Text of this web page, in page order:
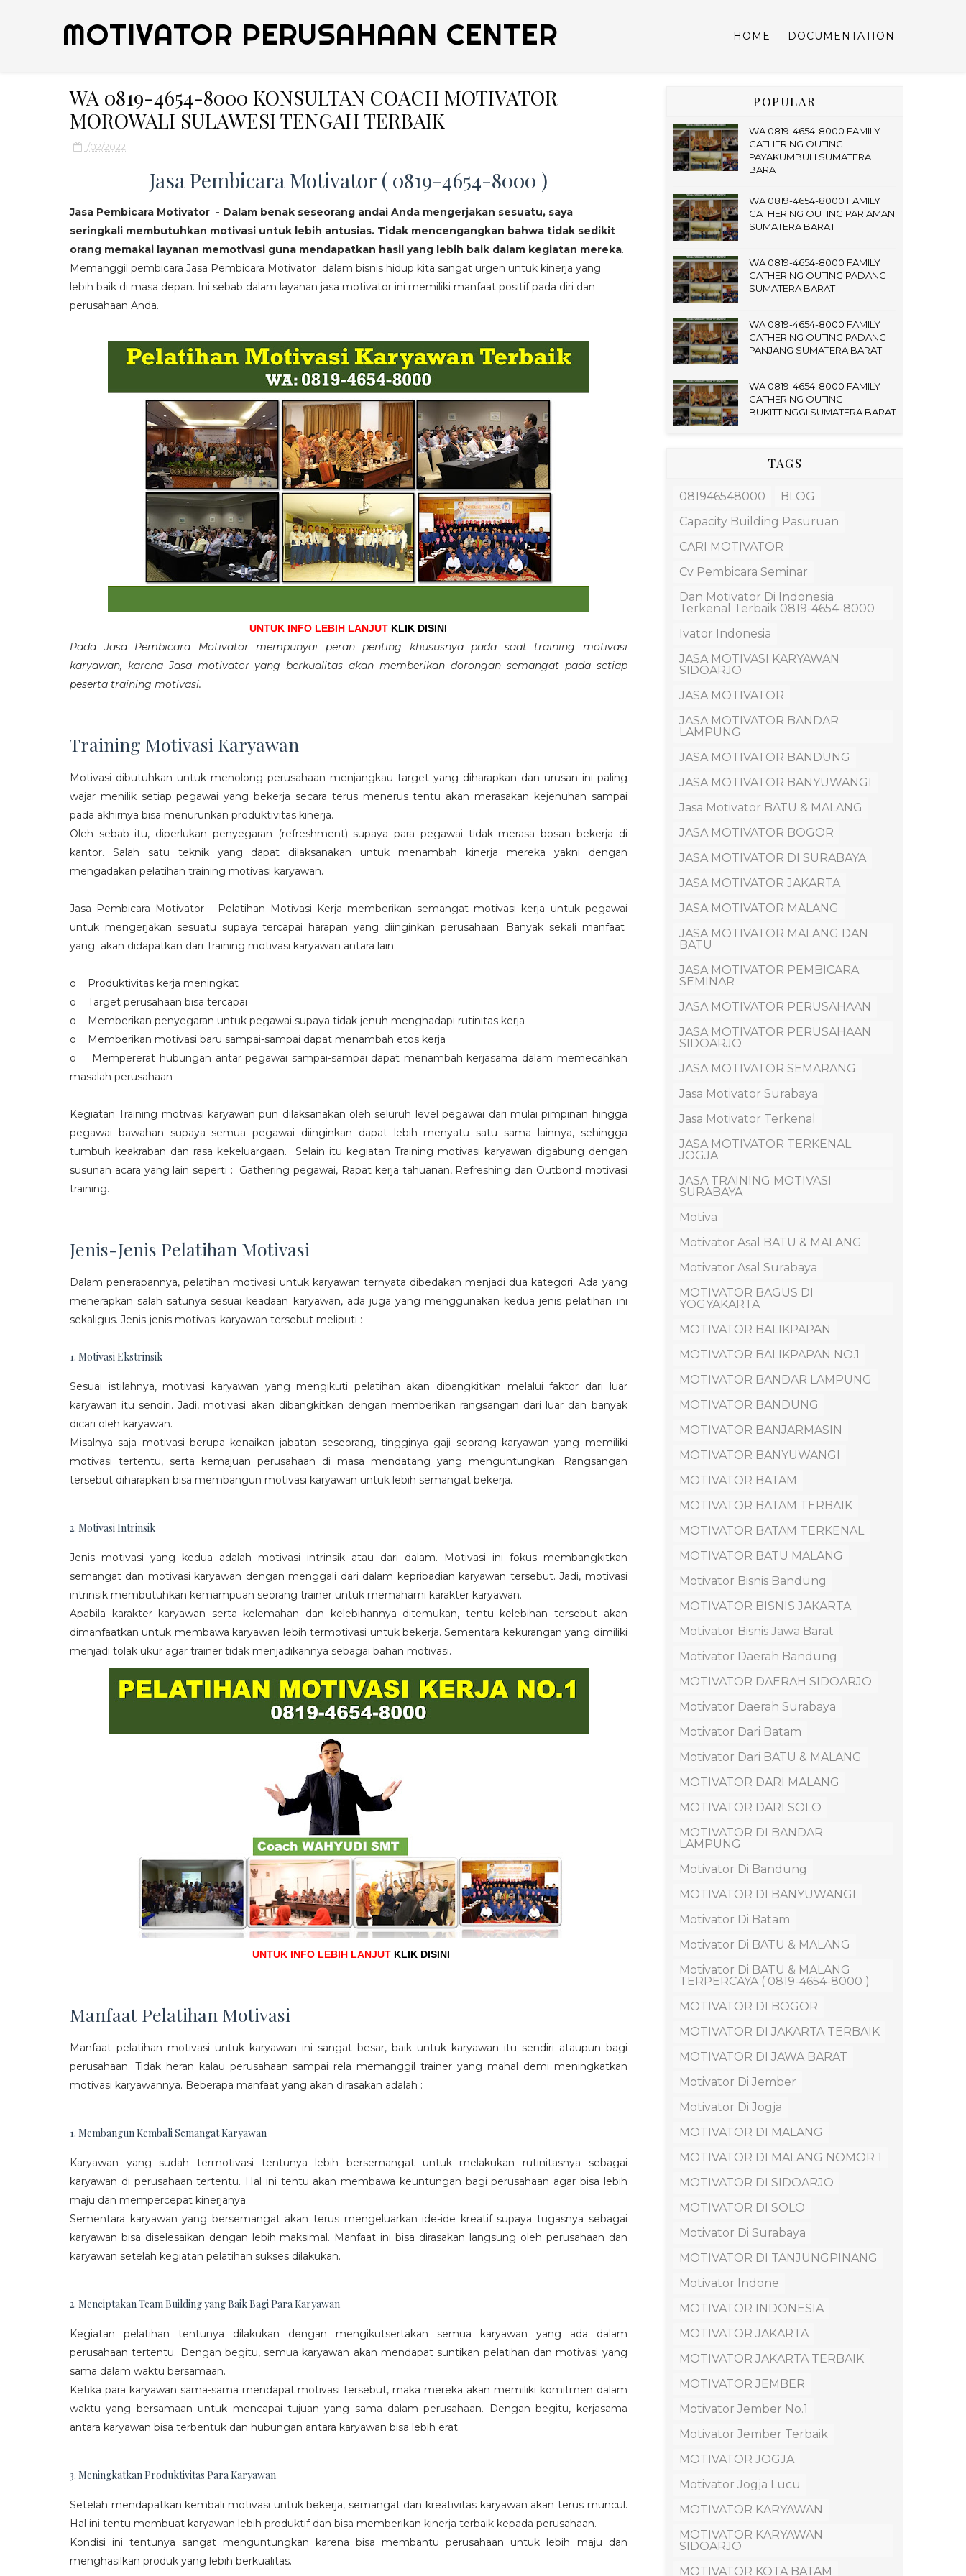
MOTIVATOR PERUSAHAAN CENTER HOME DOCUMENTATION
WA 0819-4654-8000 KONSULTAN COACH MOTIVATOR
MOROWALI SULAWESI TENGAH TERBAIK
1/02/2022
Jasa Pembicara Motivator ( 0819-4654-8000 )
Jasa Pembicara Motivator - Dalam benak seseorang andai Anda mengerjakan sesuatu, saya
seringkali membutuhkan motivasi untuk lebih antusias. Tidak mencengangkan bahwa tidak sedikit
orang memakai layanan memotivasi guna mendapatkan hasil yang lebih baik dalam kegiatan mereka.
Memanggil pembicara Jasa Pembicara Motivator dalam bisnis hidup kita sangat urgen untuk kinerja yang
lebih baik di masa depan. Ini sebab dalam layanan jasa motivator ini memiliki manfaat positif pada diri dan
perusahaan Anda.
UNTUK INFO LEBIH LANJUT KLIK DISINI
Pada Jasa Pembicara Motivator mempunyai peran penting khususnya pada saat training motivasi
karyawan, karena Jasa motivator yang berkualitas akan memberikan dorongan semangat pada setiap
peserta training motivasi.
Training Motivasi Karyawan
Motivasi dibutuhkan untuk menolong perusahaan menjangkau target yang diharapkan dan urusan ini paling
wajar menilik setiap pegawai yang bekerja secara terus menerus tentu akan merasakan kejenuhan sampai
pada akhirnya bisa menurunkan produktivitas kinerja.
Oleh sebab itu, diperlukan penyegaran (refreshment) supaya para pegawai tidak merasa bosan bekerja di
kantor. Salah satu teknik yang dapat dilaksanakan untuk menambah kinerja mereka yakni dengan
mengadakan pelatihan training motivasi karyawan.
Jasa Pembicara Motivator - Pelatihan Motivasi Kerja memberikan semangat motivasi kerja untuk pegawai
untuk mengerjakan sesuatu supaya tercapai harapan yang diinginkan perusahaan. Banyak sekali manfaat
yang akan didapatkan dari Training motivasi karyawan antara lain:
o Produktivitas kerja meningkat
o Target perusahaan bisa tercapai
o Memberikan penyegaran untuk pegawai supaya tidak jenuh menghadapi rutinitas kerja
o Memberikan motivasi baru sampai-sampai dapat menambah etos kerja
o Mempererat hubungan antar pegawai sampai-sampai dapat menambah kerjasama dalam memecahkan
masalah perusahaan
Kegiatan Training motivasi karyawan pun dilaksanakan oleh seluruh level pegawai dari mulai pimpinan hingga
pegawai bawahan supaya semua pegawai diinginkan dapat lebih menyatu satu sama lainnya, sehingga
tumbuh keakraban dan rasa kekeluargaan. Selain itu kegiatan Training motivasi karyawan digabung dengan
susunan acara yang lain seperti : Gathering pegawai, Rapat kerja tahuanan, Refreshing dan Outbond motivasi
training.
Jenis-Jenis Pelatihan Motivasi
Dalam penerapannya, pelatihan motivasi untuk karyawan ternyata dibedakan menjadi dua kategori. Ada yang
menerapkan salah satunya sesuai keadaan karyawan, ada juga yang menggunakan kedua jenis pelatihan ini
sekaligus. Jenis-jenis motivasi karyawan tersebut meliputi :
1. Motivasi Ekstrinsik
Sesuai istilahnya, motivasi karyawan yang mengikuti pelatihan akan dibangkitkan melalui faktor dari luar
karyawan itu sendiri. Jadi, motivasi akan dibangkitkan dengan memberikan rangsangan dari luar dan banyak
dicari oleh karyawan.
Misalnya saja motivasi berupa kenaikan jabatan seseorang, tingginya gaji seorang karyawan yang memiliki
motivasi tertentu, serta kemajuan perusahaan di masa mendatang yang menguntungkan. Rangsangan
tersebut diharapkan bisa membangun motivasi karyawan untuk lebih semangat bekerja.
2. Motivasi Intrinsik
Jenis motivasi yang kedua adalah motivasi intrinsik atau dari dalam. Motivasi ini fokus membangkitkan
semangat dan motivasi karyawan dengan menggali dari dalam kepribadian karyawan tersebut. Jadi, motivasi
intrinsik membutuhkan kemampuan seorang trainer untuk memahami karakter karyawan.
Apabila karakter karyawan serta kelemahan dan kelebihannya ditemukan, tentu kelebihan tersebut akan
dimanfaatkan untuk membawa karyawan lebih termotivasi untuk bekerja. Sementara kekurangan yang dimiliki
menjadi tolak ukur agar trainer tidak menjadikannya sebagai bahan motivasi.
UNTUK INFO LEBIH LANJUT KLIK DISINI
Manfaat Pelatihan Motivasi
Manfaat pelatihan motivasi untuk karyawan ini sangat besar, baik untuk karyawan itu sendiri ataupun bagi
perusahaan. Tidak heran kalau perusahaan sampai rela memanggil trainer yang mahal demi meningkatkan
motivasi karyawannya. Beberapa manfaat yang akan dirasakan adalah :
1. Membangun Kembali Semangat Karyawan
Karyawan yang sudah termotivasi tentunya lebih bersemangat untuk melakukan rutinitasnya sebagai
karyawan di perusahaan tertentu. Hal ini tentu akan membawa keuntungan bagi perusahaan agar bisa lebih
maju dan mempercepat kinerjanya.
Sementara karyawan yang bersemangat akan terus mengeluarkan ide-ide kreatif supaya tugasnya sebagai
karyawan bisa diselesaikan dengan lebih maksimal. Manfaat ini bisa dirasakan langsung oleh perusahaan dan
karyawan setelah kegiatan pelatihan sukses dilakukan.
2. Menciptakan Team Building yang Baik Bagi Para Karyawan
Kegiatan pelatihan tentunya dilakukan dengan mengikutsertakan semua karyawan yang ada dalam
perusahaan tertentu. Dengan begitu, semua karyawan akan mendapat suntikan pelatihan dan motivasi yang
sama dalam waktu bersamaan.
Ketika para karyawan sama-sama mendapat motivasi tersebut, maka mereka akan memiliki komitmen dalam
waktu yang bersamaan untuk mencapai tujuan yang sama dalam perusahaan. Dengan begitu, kerjasama
antara karyawan bisa terbentuk dan hubungan antara karyawan bisa lebih erat.
3. Meningkatkan Produktivitas Para Karyawan
Setelah mendapatkan kembali motivasi untuk bekerja, semangat dan kreativitas karyawan akan terus muncul.
Hal ini tentu membuat karyawan lebih produktif dan bisa memberikan kinerja terbaik kepada perusahaan.
Kondisi ini tentunya sangat menguntungkan karena bisa membantu perusahaan untuk lebih maju dan
menghasilkan produk yang lebih berkualitas.
POPULAR
WA 0819-4654-8000 FAMILY
GATHERING OUTING
PAYAKUMBUH SUMATERA
BARAT
WA 0819-4654-8000 FAMILY
GATHERING OUTING PARIAMAN
SUMATERA BARAT
WA 0819-4654-8000 FAMILY
GATHERING OUTING PADANG
SUMATERA BARAT
WA 0819-4654-8000 FAMILY
GATHERING OUTING PADANG
PANJANG SUMATERA BARAT
WA 0819-4654-8000 FAMILY
GATHERING OUTING
BUKITTINGGI SUMATERA BARAT
TAGS
081946548000
BLOG
Capacity Building Pasuruan
CARI MOTIVATOR
Cv Pembicara Seminar
Dan Motivator Di Indonesia
Terkenal Terbaik 0819-4654-8000
Ivator Indonesia
JASA MOTIVASI KARYAWAN
SIDOARJO
JASA MOTIVATOR
JASA MOTIVATOR BANDAR
LAMPUNG
JASA MOTIVATOR BANDUNG
JASA MOTIVATOR BANYUWANGI
Jasa Motivator BATU & MALANG
JASA MOTIVATOR BOGOR
JASA MOTIVATOR DI SURABAYA
JASA MOTIVATOR JAKARTA
JASA MOTIVATOR MALANG
JASA MOTIVATOR MALANG DAN
BATU
JASA MOTIVATOR PEMBICARA
SEMINAR
JASA MOTIVATOR PERUSAHAAN
JASA MOTIVATOR PERUSAHAAN
SIDOARJO
JASA MOTIVATOR SEMARANG
Jasa Motivator Surabaya
Jasa Motivator Terkenal
JASA MOTIVATOR TERKENAL
JOGJA
JASA TRAINING MOTIVASI
SURABAYA
Motiva
Motivator Asal BATU & MALANG
Motivator Asal Surabaya
MOTIVATOR BAGUS DI
YOGYAKARTA
MOTIVATOR BALIKPAPAN
MOTIVATOR BALIKPAPAN NO.1
MOTIVATOR BANDAR LAMPUNG
MOTIVATOR BANDUNG
MOTIVATOR BANJARMASIN
MOTIVATOR BANYUWANGI
MOTIVATOR BATAM
MOTIVATOR BATAM TERBAIK
MOTIVATOR BATAM TERKENAL
MOTIVATOR BATU MALANG
Motivator Bisnis Bandung
MOTIVATOR BISNIS JAKARTA
Motivator Bisnis Jawa Barat
Motivator Daerah Bandung
MOTIVATOR DAERAH SIDOARJO
Motivator Daerah Surabaya
Motivator Dari Batam
Motivator Dari BATU & MALANG
MOTIVATOR DARI MALANG
MOTIVATOR DARI SOLO
MOTIVATOR DI BANDAR
LAMPUNG
Motivator Di Bandung
MOTIVATOR DI BANYUWANGI
Motivator Di Batam
Motivator Di BATU & MALANG
Motivator Di BATU & MALANG
TERPERCAYA ( 0819-4654-8000 )
MOTIVATOR DI BOGOR
MOTIVATOR DI JAKARTA TERBAIK
MOTIVATOR DI JAWA BARAT
Motivator Di Jember
Motivator Di Jogja
MOTIVATOR DI MALANG
MOTIVATOR DI MALANG NOMOR 1
MOTIVATOR DI SIDOARJO
MOTIVATOR DI SOLO
Motivator Di Surabaya
MOTIVATOR DI TANJUNGPINANG
Motivator Indone
MOTIVATOR INDONESIA
MOTIVATOR JAKARTA
MOTIVATOR JAKARTA TERBAIK
MOTIVATOR JEMBER
Motivator Jember No.1
Motivator Jember Terbaik
MOTIVATOR JOGJA
Motivator Jogja Lucu
MOTIVATOR KARYAWAN
MOTIVATOR KARYAWAN
SIDOARJO
MOTIVATOR KOTA BATAM